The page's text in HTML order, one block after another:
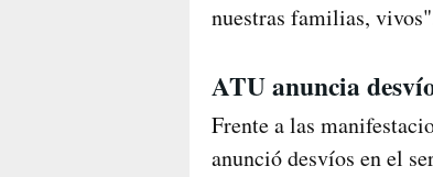
nuestras familias,
ATU anuncia
Frente a las
anunció desvíos en el